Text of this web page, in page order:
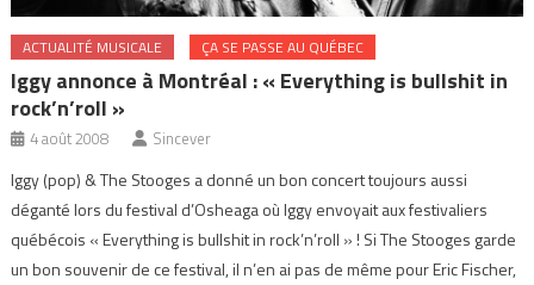
ACTUALITÉ MUSICALE ÇA SE PASSE AU QUÉBEC
Iggy annonce à Montréal : « Everything is bullshit in
rock’n’roll »
4 août 2008 Sincever
Iggy (pop) & The Stooges a donné un bon concert toujours aussi
déganté lors du festival d’Osheaga où Iggy envoyait aux festivaliers
québécois « Everything is bullshit in rock’n’roll » ! Si The Stooges garde
un bon souvenir de ce festival, il n’en ai pas de même pour Eric Fischer,